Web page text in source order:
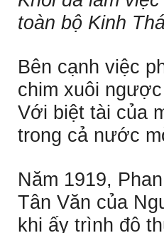
toàn bộ Kinh
Bên cạnh việc
chim xuôi
Với biệt tài của
trong cả nước
Năm 1919,
Tân Văn của
khi ấy trình độ